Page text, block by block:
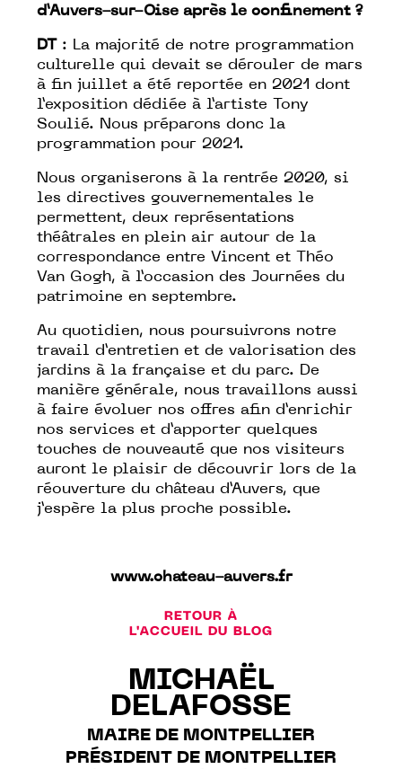
d’Auvers-sur-Oise après le confinement ?
DT
: La majorité de notre programmation
culturelle qui devait se dérouler de mars
à fin juillet a été reportée en 2021 dont
l’exposition dédiée à l’artiste Tony
Soulié. Nous préparons donc la
programmation pour 2021.
Nous organiserons à la rentrée 2020, si
les directives gouvernementales le
permettent, deux représentations
théâtrales en plein air autour de la
correspondance entre Vincent et Théo
Van Gogh, à l’occasion des Journées du
patrimoine en septembre.
Au quotidien, nous poursuivrons notre
travail d’entretien et de valorisation des
jardins à la française et du parc. De
manière générale, nous travaillons aussi
à faire évoluer nos offres afin d’enrichir
nos services et d’apporter quelques
touches de nouveauté que nos visiteurs
auront le plaisir de découvrir lors de la
réouverture du château d’Auvers, que
j’espère la plus proche possible.
www.chateau-auvers.fr
RETOUR À
L'ACCUEIL DU BLOG
MICHAËL
DELAFOSSE
MAIRE DE MONTPELLIER
PRÉSIDENT DE MONTPELLIER